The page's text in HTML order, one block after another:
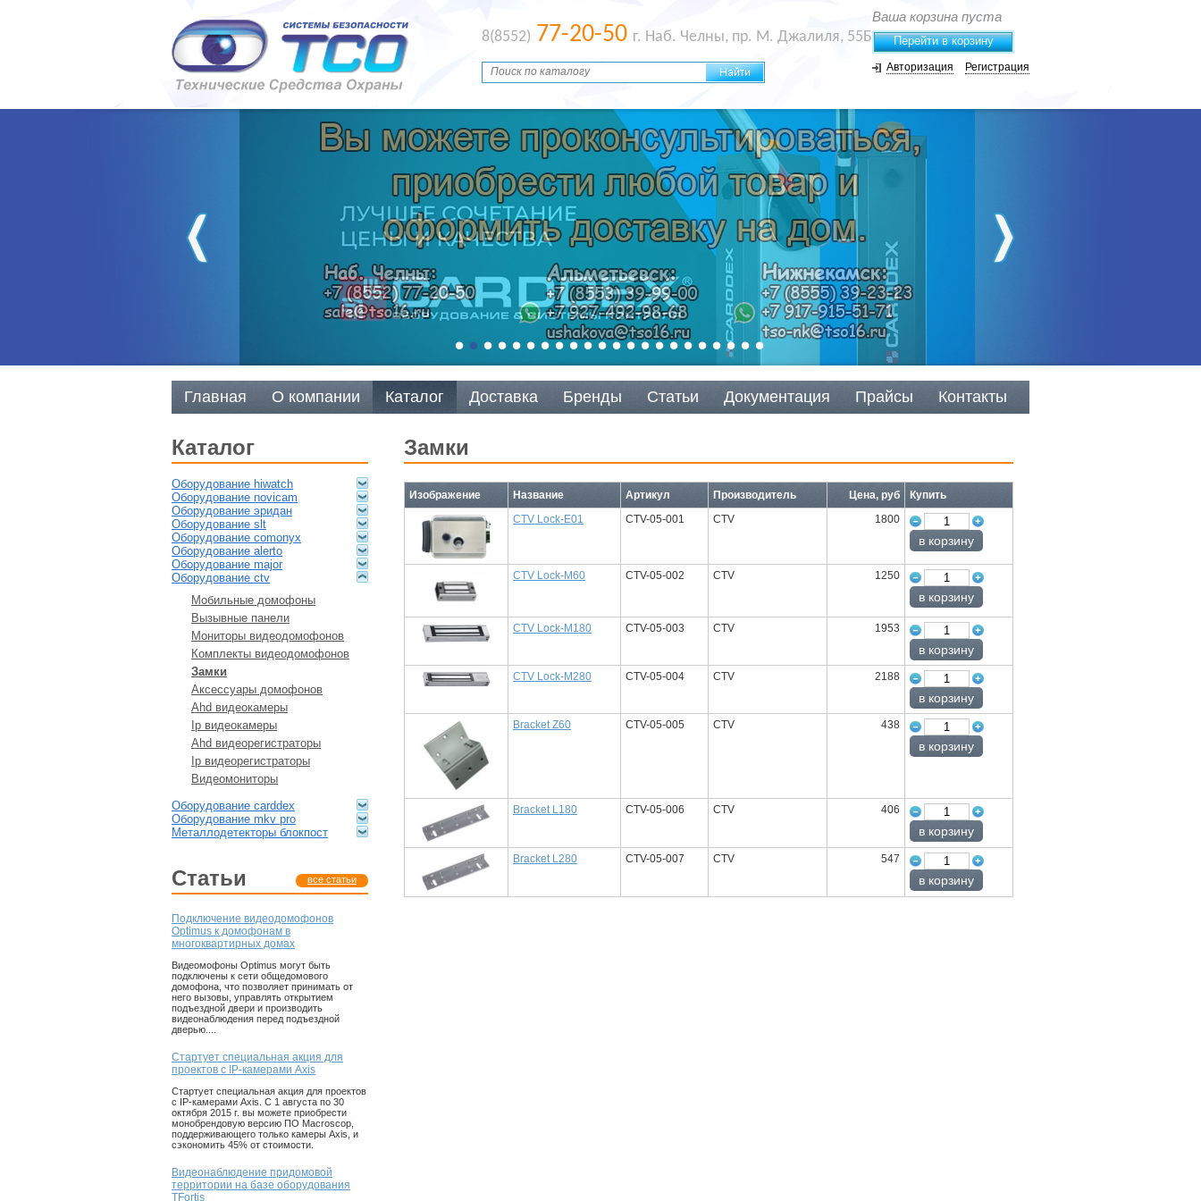
8(8552) 77-20-50 г. Наб. Челны, пр. М. Джалиля, 55Б
Ваша корзина пуста
Перейти в корзину
Авторизация Регистрация
Главная О компании Каталог Доставка Бренды Статьи Документация Прайсы Контакты
каталог
оборудование hiwatch
оборудование novicam
оборудование эридан
оборудование slt
оборудование comonyx
оборудование alerto
оборудование major
оборудование ctv
мобильные домофоны
вызывные панели
мониторы видеодомофонов
комплекты видеодомофонов
замки
аксессуары домофонов
ahd видеокамеры
ip видеокамеры
ahd видеорегистраторы
ip видеорегистраторы
видеомониторы
оборудование carddex
оборудование mkv pro
металлодетекторы блокпост
статьи все статьи
Подключение видеодомофонов
Optimus к домофонам в
многоквартирных домах
Видеомофоны Optimus могут быть
подключены к сети общедомового
домофона, что позволяет принимать от
него вызовы, управлять открытием
подъездной двери и производить
видеонаблюдения перед подъездной
дверью....
Стартует специальная акция для
проектов с IP-камерами Axis
Стартует специальная акция для проектов
с IP-камерами Axis. С 1 августа по 30
октября 2015 г. вы можете приобрести
монобрендовую версию ПО Macroscop,
поддерживающего только камеры Axis, и
сэкономить 45% от стоимости.
Видеонаблюдение придомовой
территории на базе оборудования
TFortis
замки
Изображение Название Артикул Производитель Цена, руб
Купить
CTV Lock-E01
CTV-05-001 CTV 1800
CTV Lock-M60 CTV-05-002 CTV 1250
CTV Lock-M180 CTV-05-003 CTV 1953
CTV Lock-M280 CTV-05-004 CTV 2188
Bracket Z60 CTV-05-005 CTV 438
Bracket L180 CTV-05-006 CTV 406
Bracket L280 CTV-05-007 CTV 547